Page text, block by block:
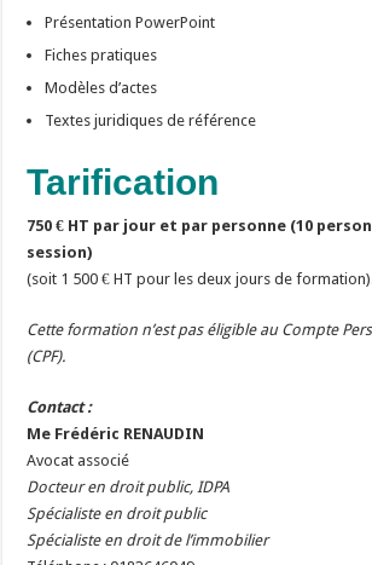
Présentation PowerPoint
Fiches pratiques
Modèles d’actes
Textes juridiques de référence
Tarification
750 € HT par jour et par personne (10
session)
(soit 1 500 € HT pour les deux jours de
Cette formation n’est pas éligible au Compte
(CPF).
Contact :
Me Frédéric RENAUDIN
Avocat associé
Docteur en droit public, IDPA
Spécialiste en droit public
Spécialiste en droit de l’immobilier